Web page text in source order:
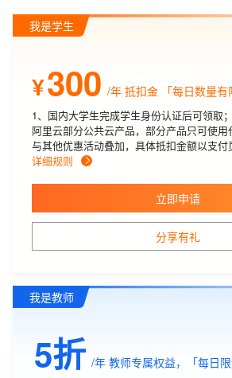
我是学生
¥300 /年 抵扣金 「每日数量有
1、国内大学生完成学生身份认证后可领取
阿里云部分公共云产品，部分产品只可使
与其他优惠活动叠加，具体抵扣金额以支付
详细规则
分享有礼
立即申请
我是教师
5折 /年 教师专属权益，「每日限